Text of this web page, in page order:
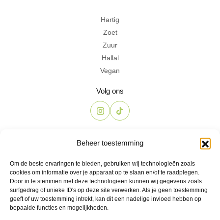
Beheer toestemming
Om de beste ervaringen te bieden, gebruiken wij technologieën zoals
cookies om informatie over je apparaat op te slaan en/of te raadplegen.
Door in te stemmen met deze technologieën kunnen wij gegevens zoals
surfgedrag of unieke ID's op deze site verwerken. Als je geen toestemming
geeft of uw toestemming intrekt, kan dit een nadelige invloed hebben op
bepaalde functies en mogelijkheden.
Hartig
Zoet
Zuur
Hallal
Vegan
Volg ons
info@the-candyshop.nl
Langestraat 106, 3811 AK, Amersfoort